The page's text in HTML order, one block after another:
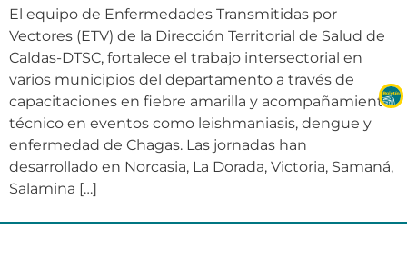
El equipo de Enfermedades Transmitidas por
Vectores (ETV) de la Dirección Territorial de Salud de
Caldas-DTSC, fortalece el trabajo intersectorial en
varios municipios del departamento a través de
capacitaciones en fiebre amarilla y acompañamiento
técnico en eventos como leishmaniasis, dengue y
enfermedad de Chagas. Las jornadas han
desarrollado en Norcasia, La Dorada, Victoria, Samaná,
Salamina […]